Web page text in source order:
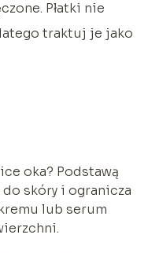
Płatki nie
traktuj je jako
oka? Podstawą
do skóry i ogranicza
lub serum